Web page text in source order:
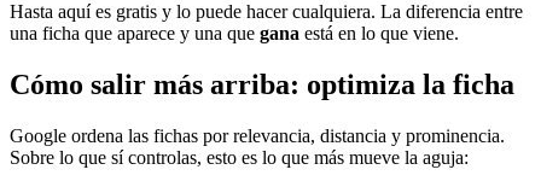
Hasta aquí es gratis y lo puede hacer cualquiera. La diferencia entre
una ficha que aparece y una que gana está en lo que viene.
Cómo salir más arriba: optimiza la ficha
Google ordena las fichas por relevancia, distancia y prominencia.
Sobre lo que sí controlas, esto es lo que más mueve la aguja: